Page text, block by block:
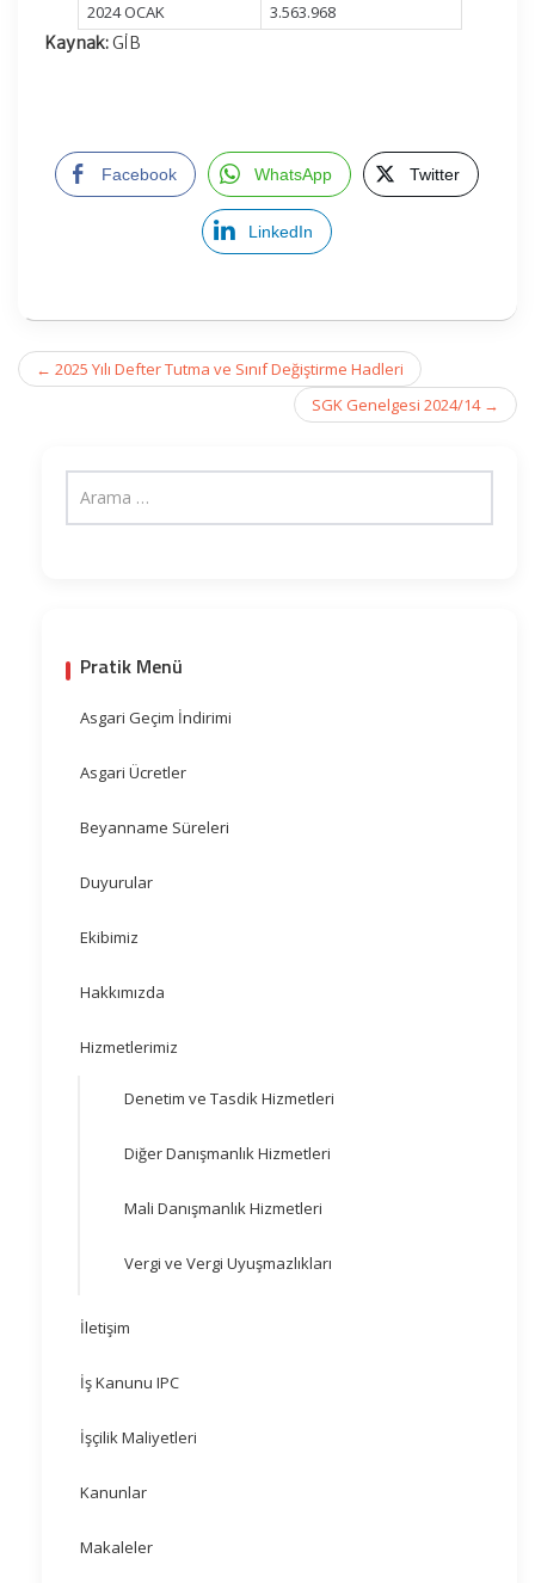
2024 OCAK
3.563.968
Kaynak:GİB
Facebook WhatsApp Twitter
LinkedIn
Post
navigation
← 2025 Yılı Defter Tutma ve Sınıf Değiştirme Hadleri
SGK Genelgesi 2024/14 →
Pratik Menü
Asgari Geçim İndirimi
Asgari Ücretler
Beyanname Süreleri
Duyurular
Ekibimiz
Hakkımızda
Hizmetlerimiz
Denetim ve Tasdik Hizmetleri
Diğer Danışmanlık Hizmetleri
Mali Danışmanlık Hizmetleri
Vergi ve Vergi Uyuşmazlıkları
İletişim
İş Kanunu IPC
İşçilik Maliyetleri
Kanunlar
Makaleler